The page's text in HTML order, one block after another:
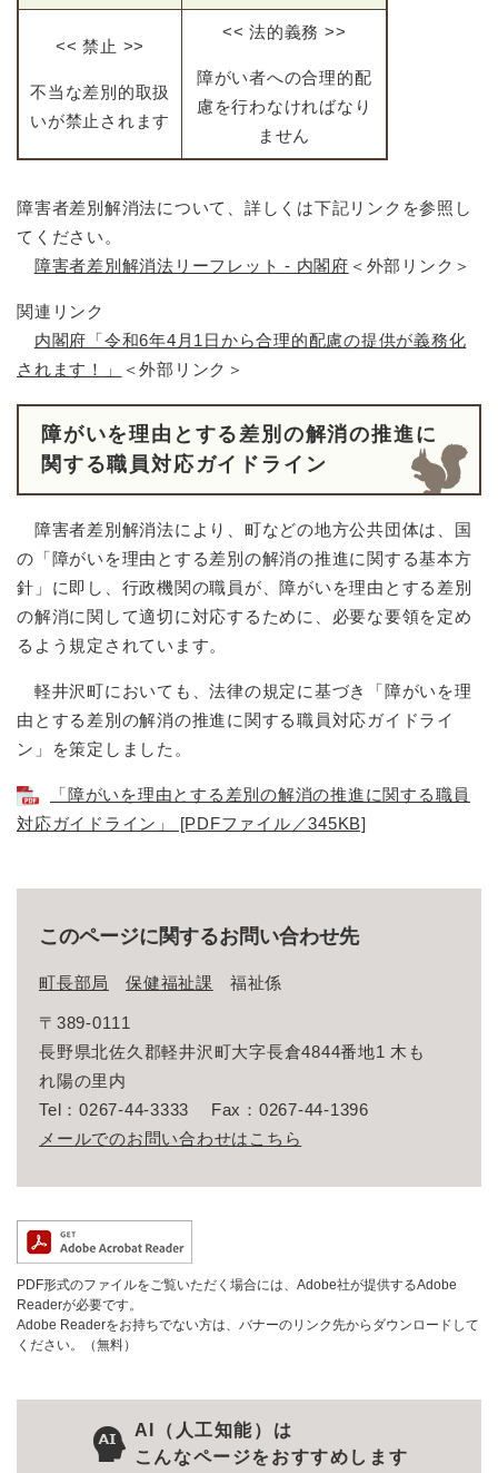
<< 禁止 >>
不当な差別的取扱
いが禁止されます
<< 法的義務 >>
障がい者への合理的配
慮を行わなければなり
ません
障害者差別解消法について、詳しくは下記リンクを参照し
てください。
障害者差別解消法リーフレット - 内閣府 ＜外部リンク＞
関連リンク
内閣府「令和6年4月1日から合理的配慮の提供が義務化
されます！」
＜外部リンク＞
障がいを理由とする差別の解消の推進に
関する職員対応ガイドライン
障害者差別解消法により、町などの地方公共団体は、国
の「障がいを理由とする差別の解消の推進に関する基本方
針」に即し、行政機関の職員が、障がいを理由とする差別
の解消に関して適切に対応するために、必要な要領を定め
るよう規定されています。
軽井沢町においても、法律の規定に基づき「障がいを理
由とする差別の解消の推進に関する職員対応ガイドライ
ン」を策定しました。
「障がいを理由とする差別の解消の推進に関する職員
対応ガイドライン」 [PDFファイル／345KB]
このページに関するお問い合わせ先
町長部局 保健福祉課 福祉係
〒389-0111
長野県北佐久郡軽井沢町大字長倉4844番地1 木も
れ陽の里内
Tel：0267-44-3333
Fax：0267-44-1396
メールでのお問い合わせはこちら
PDF形式のファイルをご覧いただく場合には、Adobe社が提供するAdobe
Readerが必要です。
Adobe Readerをお持ちでない方は、バナーのリンク先からダウンロードして
ください。（無料）
AI（人工知能）は
こんなページをおすすめします